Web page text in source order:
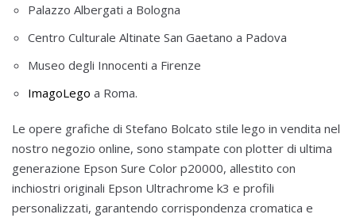
Palazzo Albergati a Bologna
Centro Culturale Altinate San Gaetano a Padova
Museo degli Innocenti a Firenze
ImagoLego a Roma.
Le opere grafiche di Stefano Bolcato stile lego in vendita nel
nostro negozio online, sono stampate con plotter di ultima
generazione Epson Sure Color p20000, allestito con
inchiostri originali Epson Ultrachrome k3 e profili
personalizzati, garantendo corrispondenza cromatica e